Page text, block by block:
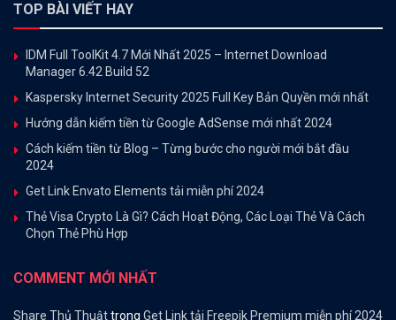
TOP BÀI VIẾT HAY
IDM Full ToolKit 4.7 Mới Nhất 2025 – Internet Download
Manager 6.42 Build 52
Kaspersky Internet Security 2025 Full Key Bản Quyền mới nhất
Hướng dẫn kiếm tiền từ Google AdSense mới nhất 2024
Cách kiếm tiền từ Blog – Từng bước cho người mới bắt đầu
2024
Get Link Envato Elements tải miễn phí 2024
Thẻ Visa Crypto Là Gì? Cách Hoạt Động, Các Loại Thẻ Và Cách
Chọn Thẻ Phù Hợp
COMMENT MỚI NHẤT
Share Thủ Thuậttrong Get Link tải Freepik Premium miễn phí 2024